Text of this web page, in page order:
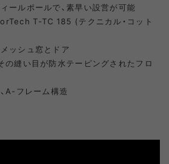
ールポールで、素早い設営が可能
T-TC 185 (テクニカル・コット
ッシュ窓とドア
の縫い目が防水テーピングされたフロ
A-フレーム構造